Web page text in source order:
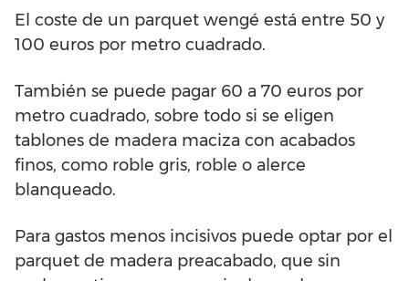
El coste de un parquet wengé está entre 50 y
100 euros por metro cuadrado.
También se puede pagar 60 a 70 euros por
metro cuadrado, sobre todo si se eligen
tablones de madera maciza con acabados
finos, como roble gris, roble o alerce
blanqueado.
Para gastos menos incisivos puede optar por el
parquet de madera preacabado, que sin